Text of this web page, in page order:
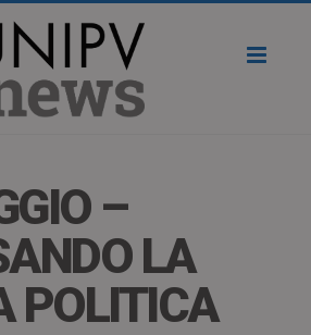
–
LA
POLITICA